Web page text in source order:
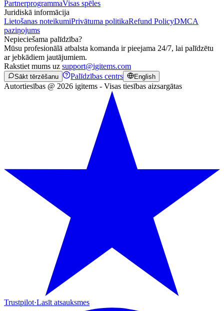
PartnerprogrammaVisas spēles
Juridiskā informācija
Lietošanas noteikumiPrivātuma politikaRefund PolicyDMCA
paziņojums
Nepieciešama palīdzība?
Mūsu profesionālā atbalsta komanda ir pieejama 24/7, lai palīdzētu
ar jebkādiem jautājumiem.
Rakstiet mums uz support@igitems.com
Sākt tērzēšanu Palīdzības centrs English
Autortiesības @ 2026 igitems - Visas tiesības aizsargātas
Trustpilot·Lasīt atsauksmes